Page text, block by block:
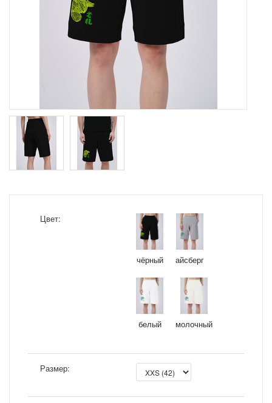
Цвет:
чёрный айсберг
белый молочный
Размер: